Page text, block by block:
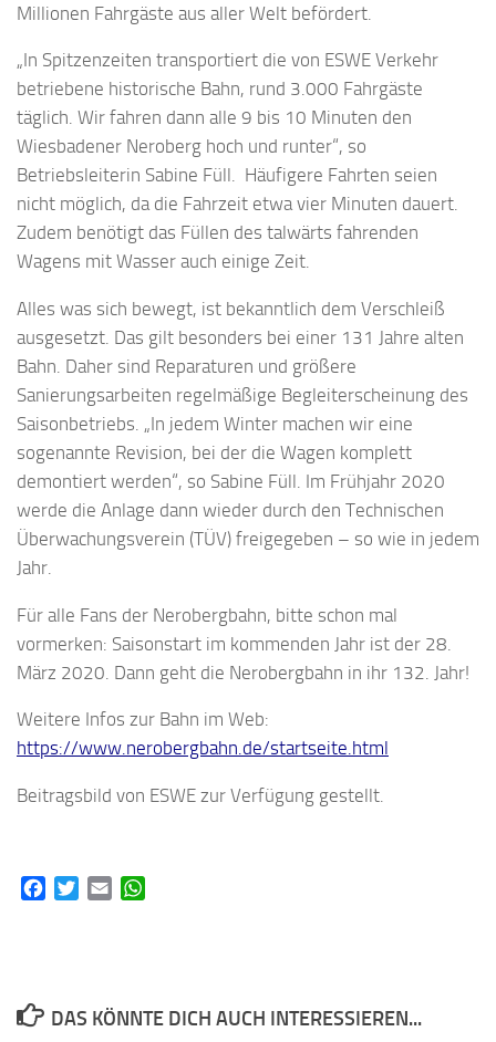
Millionen Fahrgäste aus aller Welt befördert.
„In Spitzenzeiten transportiert die von ESWE Verkehr
betriebene historische Bahn, rund 3.000 Fahrgäste
täglich. Wir fahren dann alle 9 bis 10 Minuten den
Wiesbadener Neroberg hoch und runter“, so
Betriebsleiterin Sabine Füll. Häufigere Fahrten seien
nicht möglich, da die Fahrzeit etwa vier Minuten dauert.
Zudem benötigt das Füllen des talwärts fahrenden
Wagens mit Wasser auch einige Zeit.
Alles was sich bewegt, ist bekanntlich dem Verschleiß
ausgesetzt. Das gilt besonders bei einer 131 Jahre alten
Bahn. Daher sind Reparaturen und größere
Sanierungsarbeiten regelmäßige Begleiterscheinung des
Saisonbetriebs. „In jedem Winter machen wir eine
sogenannte Revision, bei der die Wagen komplett
demontiert werden“, so Sabine Füll. Im Frühjahr 2020
werde die Anlage dann wieder durch den Technischen
Überwachungsverein (TÜV) freigegeben – so wie in jedem
Jahr.
Für alle Fans der Nerobergbahn, bitte schon mal
vormerken: Saisonstart im kommenden Jahr ist der 28.
März 2020. Dann geht die Nerobergbahn in ihr 132. Jahr!
Weitere Infos zur Bahn im Web:
https://www.nerobergbahn.de/startseite.html
Beitragsbild von ESWE zur Verfügung gestellt.
FacebookTwitterEmail
DAS KÖNNTE DICH AUCH INTERESSIEREN...